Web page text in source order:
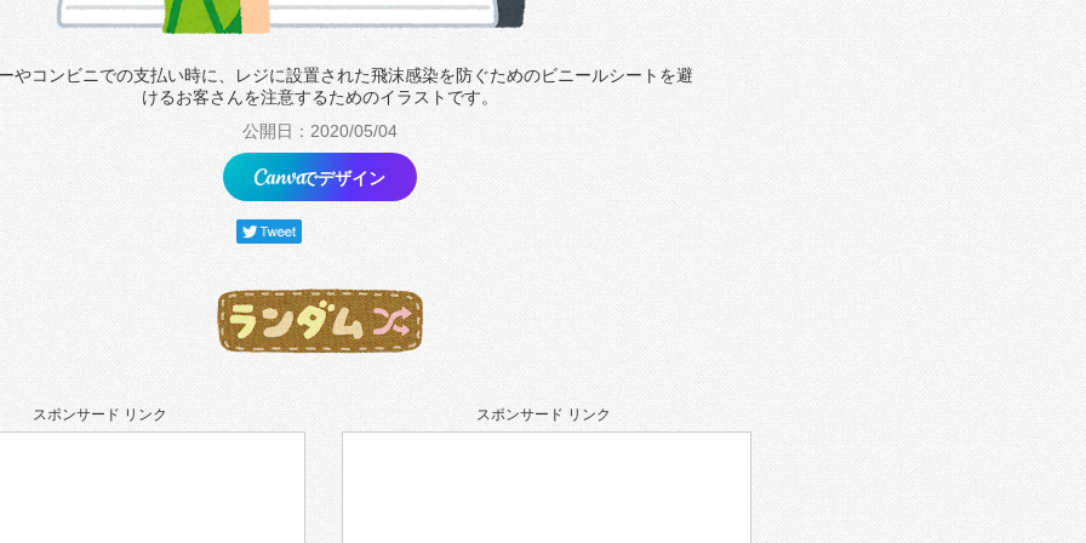
やコンビニでの支払い時に、レジに設置された飛沫感染を防ぐためのビニールシートを避
けるお客さんを注意するためのイラストです。
公開日：2020/05/04
でデザイン
スポンサード リンク スポンサード リンク